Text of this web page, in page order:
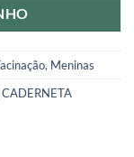
, Meninas
CADERNETA